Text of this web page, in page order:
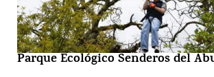
Parque Ecológico Senderos del